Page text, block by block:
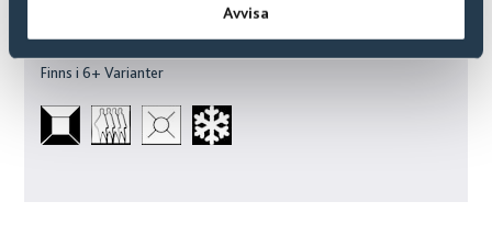
Avvisa
Skagen
Finns i6+ Varianter